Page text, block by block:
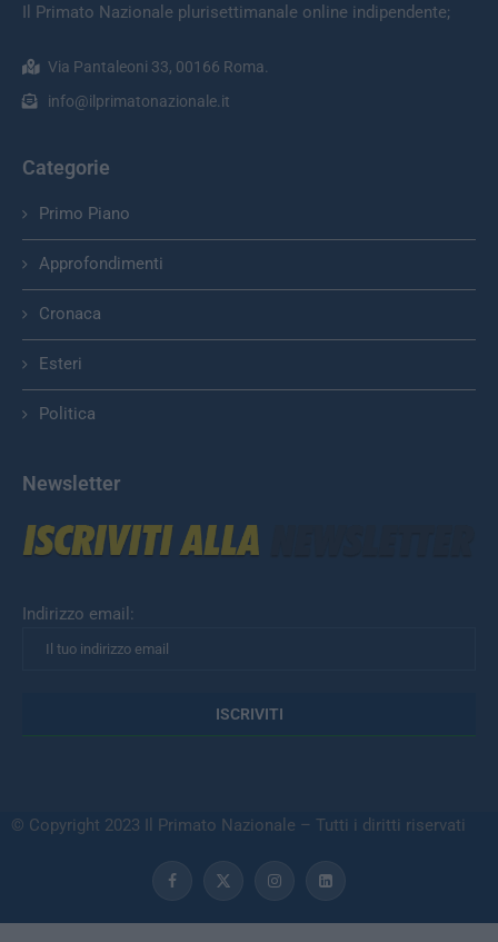
Il Primato Nazionale plurisettimanale online indipendente;
Via Pantaleoni 33, 00166 Roma.
info@ilprimatonazionale.it
Categorie
Primo Piano
Approfondimenti
Cronaca
Esteri
Politica
Newsletter
Indirizzo email:
© Copyright 2023 Il Primato Nazionale – Tutti i diritti riservati